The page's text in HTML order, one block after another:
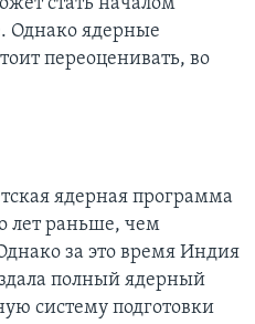
стать началом
Однако ядерные
переоценивать, во
ядерная программа
лет раньше, чем
за это время Индия
полный ядерный
систему подготовки